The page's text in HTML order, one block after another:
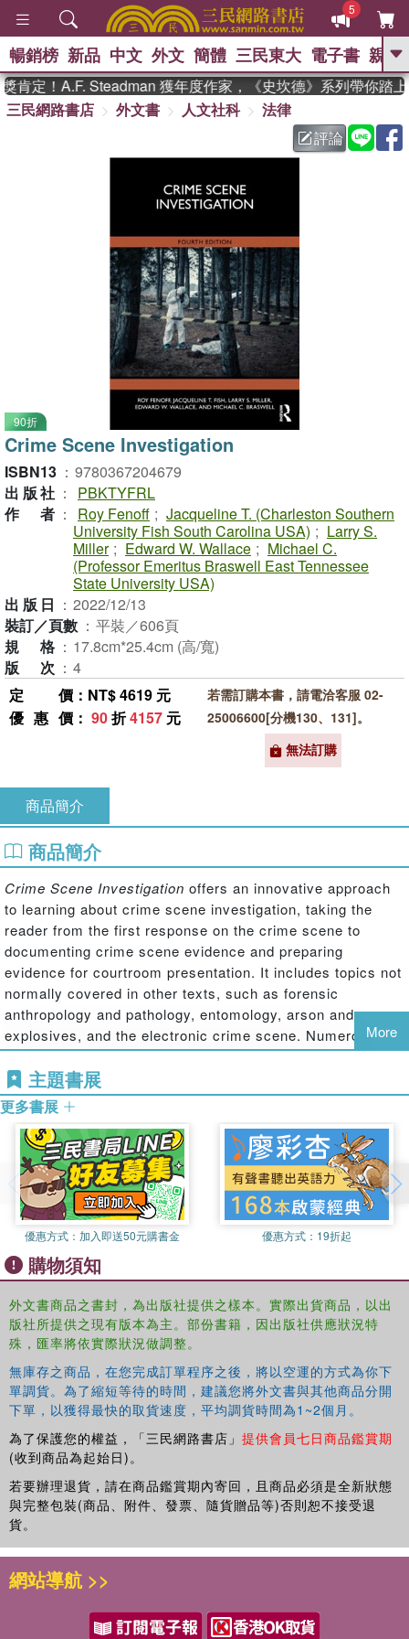
5
GO
熱搜： 東野圭吾 、
父親節 、 花開錦
方念華 、 台灣的
、 偉大的迷走神經
群喵 、 臺灣漫遊錄
暢銷榜 新品 中文 外文 簡體 三民東大 電子書 親子
定！A.F. Steadman 獲年度作家，《史坎德》系列帶你踏上
三民網路書店
外文書 人文社科
法律
評論
90折
Crime Scene Investigation
ISBN13 ： 9780367204679
出版社 ：
PBKTYFRL
作者 ： Roy Fenoff ; Jacqueline T. (Charleston Southern
University Fish South Carolina USA) ; Larry S.
Miller ; Edward W. Wallace ; Michael C.
(Professor Emeritus Braswell East Tennessee
State University USA)
出版日 ： 2022/12/13
裝訂／頁數 ： 平裝／606頁
規格 ： 17.8cm*25.4cm (高/寬)
版次 ： 4
定價 ：NT$ 4619 元
優惠價 ： 90折4157 元
若需訂購本書，請電洽客服 02-
25006600[分機130、131]。
無法訂購
商品簡介
商品簡介
Crime Scene Investigation offers an innovative approach
to learning about crime scene investigation, taking the
reader from the first response on the crime scene to
documenting crime scene evidence and preparing
evidence for courtroom presentation. It includes topics not
normally covered in other texts, such as forensic
anthropology and pathology, entomology, arson and
explosives, and the electronic crime scene. Numerous
photographs and illustrations complement text material,
and a chapter-by-chapter fictional narrative also provides
the reader with a qualitative dimension of the crime scene
experience.
More
主題書展
更多書展
優惠方式： 加入即送50元購書金 優惠方式： 19折起
購物須知
外文書商品之書封，為出版社提供之樣本。實際出貨商品，以出
版社所提供之現有版本為主。部份書籍，因出版社供應狀況特
殊，匯率將依實際狀況做調整。
無庫存之商品，在您完成訂單程序之後，將以空運的方式為你下
單調貨。為了縮短等待的時間，建議您將外文書與其他商品分開
下單，以獲得最快的取貨速度，平均調貨時間為1~2個月。
為了保護您的權益，「三民網路書店」 提供會員七日商品鑑賞期
(收到商品為起始日)。
若要辦理退貨，請在商品鑑賞期內寄回，且商品必須是全新狀態
與完整包裝(商品、附件、發票、隨貨贈品等)否則恕不接受退
貨。
網站導航 >>